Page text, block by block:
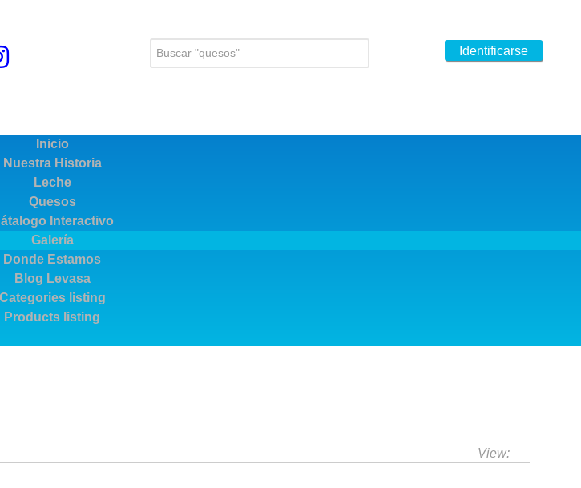
Buscar... Identificarse
Inicio
Nuestra Historia
Leche
Quesos
Interactivo
Galería
Donde Estamos
Blog Levasa
Categories listing
Products listing
View: